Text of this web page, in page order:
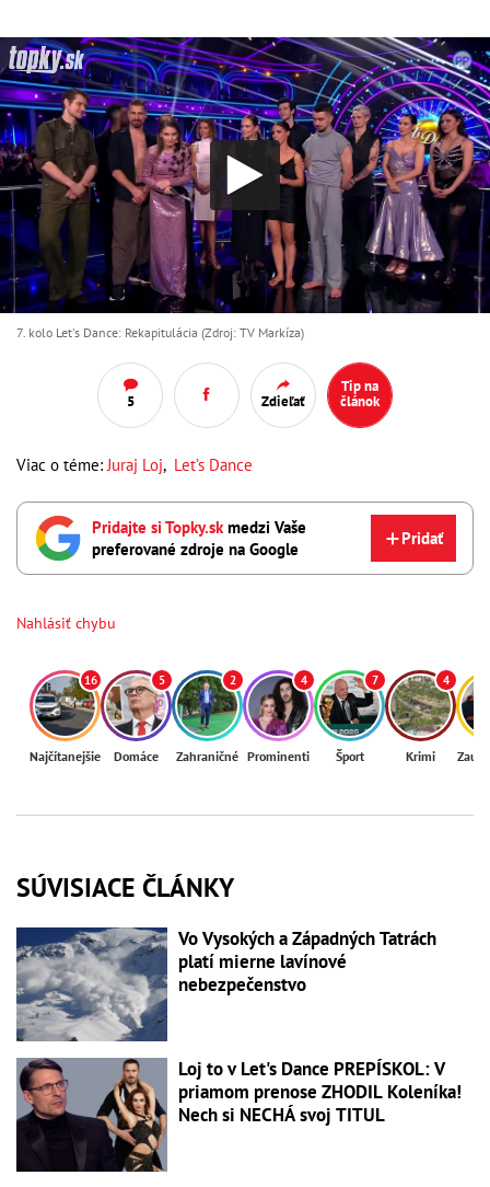
7. kolo Let's Dance: Rekapitulácia (Zdroj: TV Markíza)
5 Zdieľať
Tip na
článok
Viac o téme: Juraj Loj, Let’s Dance
Pridajte si Topky.skmedzi Vaše
preferované zdroje na Google
Pridať
Nahlásiť chybu
16
Najčítanejšie
5
Domáce
2
Zahraničné
4
Prominenti
7
Šport
4
Krimi
SÚVISIACE ČLÁNKY
Vo Vysokých a Západných Tatrách
platí mierne lavínové
nebezpečenstvo
Loj to v Let's Dance PREPÍSKOL: V
priamom prenose ZHODIL Koleníka!
Nech si NECHÁ svoj TITUL